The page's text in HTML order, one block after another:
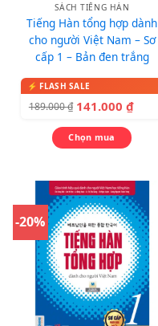
SÁCH TIẾNG HÀN
Tiếng Hàn tổng hợp dành
cho người Việt Nam – Sơ
cấp 1 – Bản đen trắng
189.000₫ 141.000 ₫
Chọn mua
-20%